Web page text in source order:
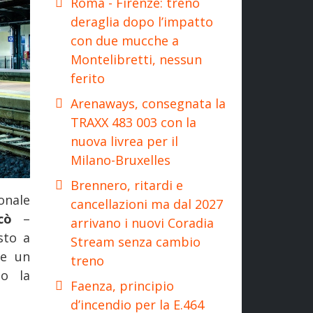
–
a
un
la
deraglia dopo l’impatto
con due mucche a
Montelibretti, nessun
ferito
Arenaways, consegnata la
TRAXX 483 003 con la
nuova livrea per il
Milano-Bruxelles
Brennero, ritardi e
cancellazioni ma dal 2027
arrivano i nuovi Coradia
Stream senza cambio
treno
Faenza, principio
d’incendio per la E.464